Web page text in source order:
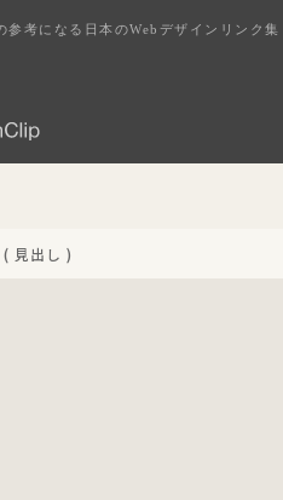
参考になる日本のWebデザインリンク集
見出し )